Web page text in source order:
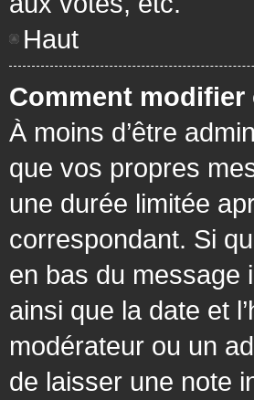
Haut
Comment
À moins d’être
que vos propres
une durée limitée
correspondant. Si
en bas du message
ainsi que la date et
modérateur ou un
de laisser une note